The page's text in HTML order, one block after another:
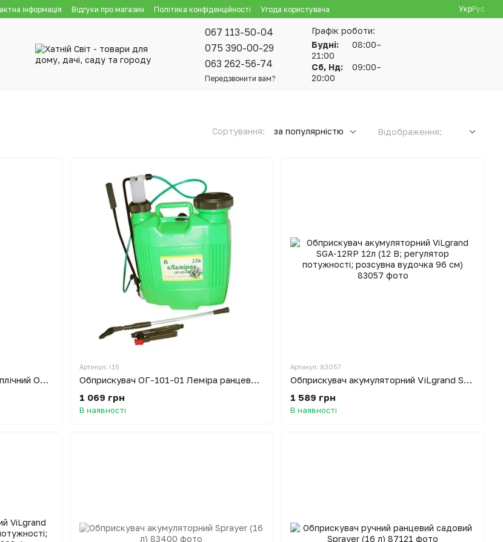
інформація Відгуки про магазин Політика конфіденційності Угода користувача УкрРус
067 113-50-04
075 390-00-29
063 262-56-74
Передзвонити вам?
Графік роботи:
Будні:
08:00–
21:00
Сб, Нд:
09:00–
20:00
Сортування: за популярністю Відображення:
Обприскувач пневматичний наплічний ОП-202 Леміра 6л
Артикул: l15
Обприскувач ОГ-101-01 Леміра ранцевий 15л
1 069 грн
В наявності
Артикул: 83057
Обприскувач акумуляторний ViLgrand SGA-12RP 12л (12 В; регулятор потужності; розсувна вудочка 96 см)
1 589 грн
В наявності